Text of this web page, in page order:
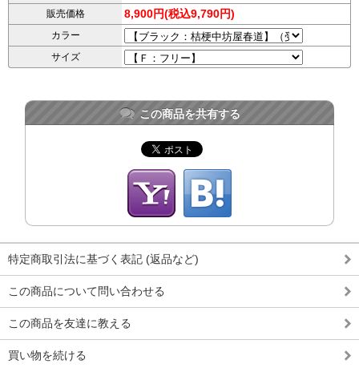
販売価格 8,900円(税込9,790円)
カラー
サイズ
この商品を共有する
特定商取引法に基づく表記 (返品など)
この商品について問い合わせる
この商品を友達に教える
買い物を続ける